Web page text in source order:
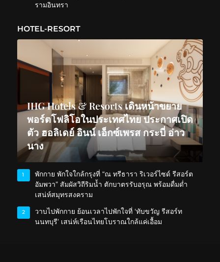
รามอินทรา
HOTEL-RESORT
IHG Hotels & Resorts เดินหน้าขยาย
พอร์ตโฟลิโอในประเทศไทย ประกาศเปิด
ตัว ฮอลิเดย์ อินน์ เอ็กซ์เพรส กระบี่ อ่าว
นาง
1
พักกาย พักใจใกล้กรุงที่ “ณ ทรีธารา ริเวอร์ไซด์ รีสอร์ต
อัมพวา” สัมผัสวิถีริมน้ำ ตักบาตรรับอรุณ พร้อมดื่มด่ำ
เสน่ห์สมุทรสงคราม
2
วาบไปพักกาย ย้อนเวลาไปพักใจที่ ‘ทับขวัญ รีสอร์ท
นนทบุรี’ เสน่ห์เรือนไทยโบราณใกล้แค่เอื้อม